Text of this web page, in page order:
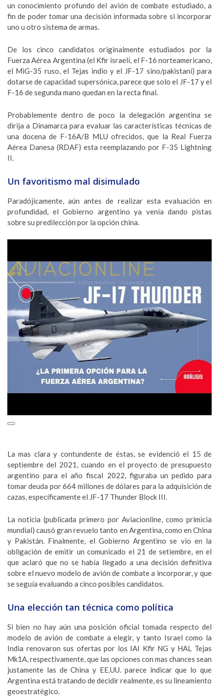
un conocimiento profundo del avión de combate estudiado, a
fin de poder tomar una decisión informada sobre si incorporar
uno u otro sistema de armas.
De los cinco candidatos originalmente estudiados por la
Fuerza Aérea Argentina (el Kfir israelí, el F-16 norteamericano,
el MiG-35 ruso, el Tejas indio y el JF-17 sino/pakistaní) para
dotarse de capacidad supersónica, parece que solo el JF-17 y el
F-16 de segunda mano quedan en la recta final.
Probablemente dentro de poco la delegación argentina se
dirija a Dinamarca para evaluar las características técnicas de
una docena de F-16A/B MLU ofrecidos, que la Real Fuerza
Aérea Danesa (RDAF) esta reemplazando por F-35 Lightning
II.
Un favoritismo mal disimulado
Paradójicamente, aún antes de realizar esta evaluación en
profundidad, el Gobierno argentino ya venía dando pistas
sobre su predilección por la opción china.
La mas clara y contundente de éstas, se evidenció el 15 de
septiembre del 2021, cuando en el proyecto de presupuesto
argentino para el año fiscal 2022, figuraba un pedido para
tomar deuda por 664 millones de dólares para la adquisición de
cazas, específicamente el JF-17 Thunder Block III.
La noticia (publicada primero por Aviacionline, como primicia
mundial) causó gran revuelo tanto en Argentina, como en China
y Pakistán. Finalmente, el Gobierno Argentino se vio en la
obligación de emitir un comunicado el 21 de setiembre, en el
que aclaró que no se había llegado a una decisión definitiva
sobre el nuevo modelo de avión de combate a incorporar, y que
se seguía evaluando a cinco posibles candidatos.
Una elección tan técnica como política
Si bien no hay aún una posición oficial tomada respecto del
modelo de avión de combate a elegir, y tanto Israel como la
India renovaron sus ofertas por los IAI Kfir NG y HAL Tejas
Mk1A, respectivamente, que las opciones con mas chances sean
justamente las de China y EE.UU. parece indicar que lo que
Argentina está tratando de decidir realmente, es su lineamiento
geoestratégico.